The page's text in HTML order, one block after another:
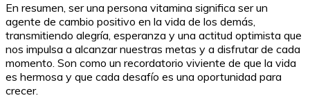
En resumen, ser una persona vitamina significa ser un
agente de cambio positivo en la vida de los demás,
transmitiendo alegría, esperanza y una actitud optimista que
nos impulsa a alcanzar nuestras metas y a disfrutar de cada
momento. Son como un recordatorio viviente de que la vida
es hermosa y que cada desafío es una oportunidad para
crecer.